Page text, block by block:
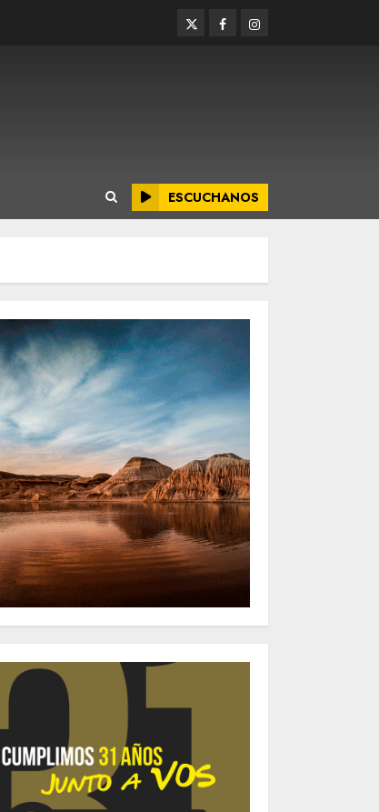
TwitterFacebookInstagram
ESCUCHANOS